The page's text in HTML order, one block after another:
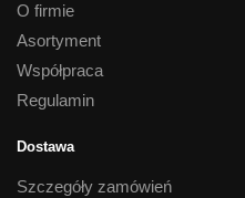
O firmie
Asortyment
Współpraca
Regulamin
Dostawa
Szczegóły zamówień